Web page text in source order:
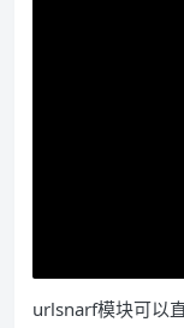
urlsnarf模块可以